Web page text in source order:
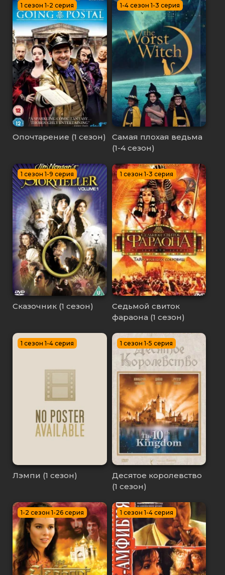
1 сезон 1-2 серия
Опочтарение (1 сезон)
1-4 сезон 1-3 серия
Самая плохая ведьма
(1-4 сезон)
1 сезон 1-9 серия
Сказочник (1 сезон)
1 сезон 1-3 серия
Седьмой свиток
фараона (1 сезон)
1 сезон 1-4 серия
Лэмпи (1 сезон)
1 сезон 1-5 серия
Десятое королевство
(1 сезон)
1-2 сезон 1-26 серия 1 сезон 1-4 серия